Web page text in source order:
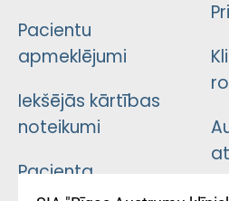
Pacientu
apmeklējumi
Iekšējās kārtības
noteikumi
Pacienta